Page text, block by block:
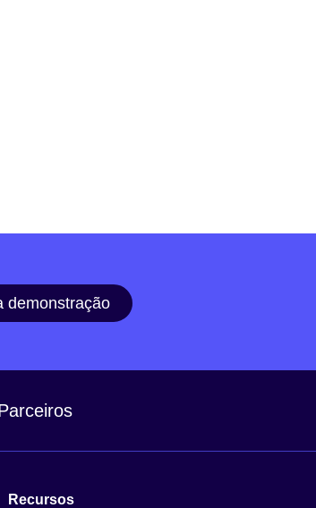
demonstração
Recursos